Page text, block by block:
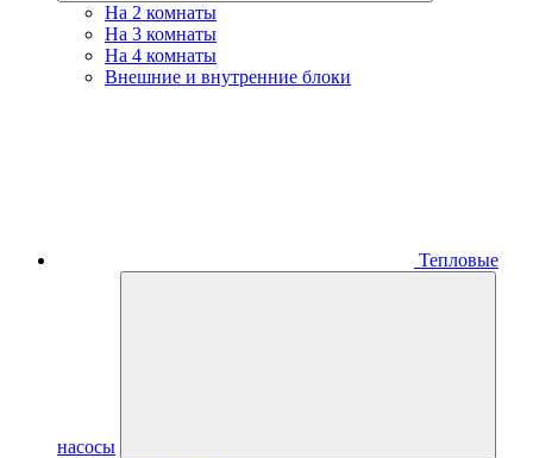
На 2 комнаты
На 3 комнаты
На 4 комнаты
Внешние и внутренние блоки
Тепловые
насосы